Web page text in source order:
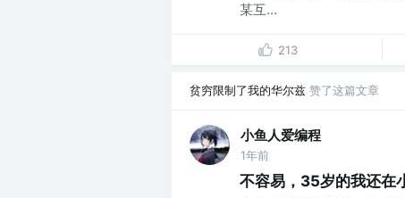
某互...
213
贫穷限制了我的华尔兹 赞了这篇文章
小鱼人爱编程
1年前
不容易，35岁的我还在